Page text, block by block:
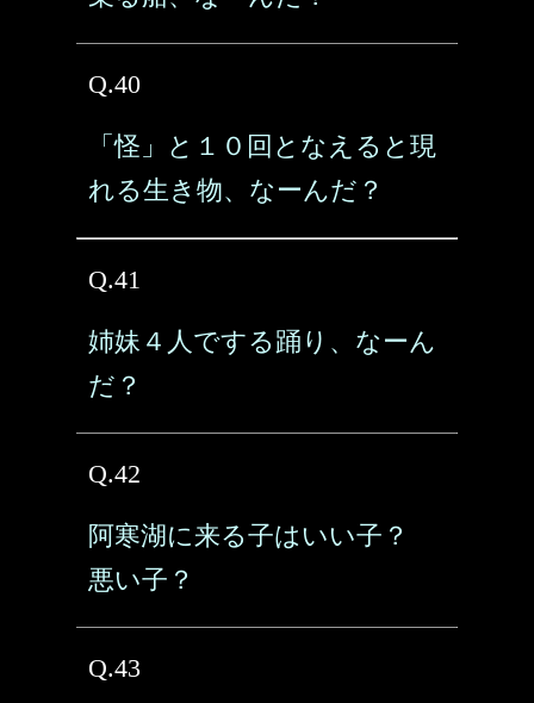
Q.40
「怪」と１０回となえると現
れる生き物、なーんだ？
Q.41
姉妹４人でする踊り、なーん
だ？
Q.42
阿寒湖に来る子はいい子？
悪い子？
Q.43